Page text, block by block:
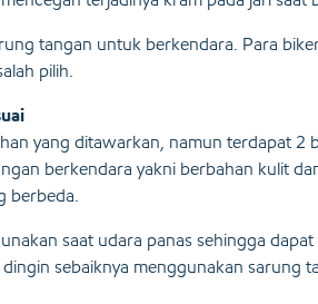
tangan untuk berkendara. Para
pilih.
yang ditawarkan, namun terdapat
berkendara yakni berbahan kulit
berbeda.
saat udara panas sehingga
sebaiknya menggunakan sarung